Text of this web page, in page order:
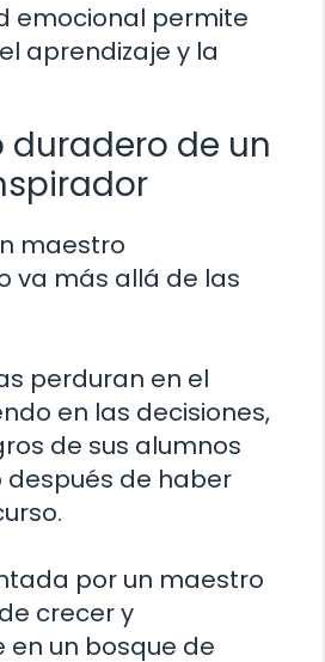
emocional permite
aprendizaje y la
duradero de un
maestro
va más allá de las
perduran en el
en las decisiones,
de sus alumnos
después de haber
por un maestro
crecer y
un bosque de